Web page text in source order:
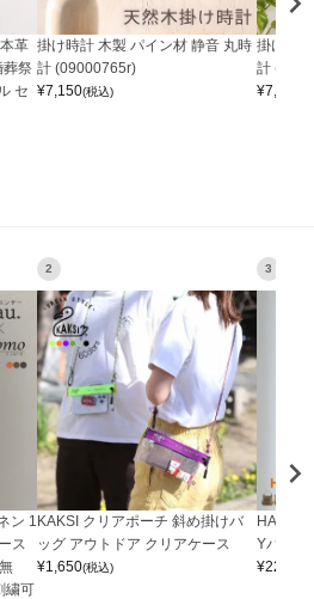
革
葬祭
セ
掛け時計 木製 パイン材 静音 丸時
計 (09000765r)
¥7,150(税込)
掛け時
計
¥7,150
ン 1
ス
繍可
2
KAKSI クリアポーチ 斜め掛けバ
ッグ アウトドア クリアケース
¥1,650(税込)
3
Yバッグ
¥22,000